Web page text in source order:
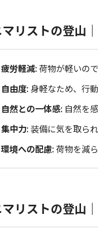
リストの登山
疲労軽減: 荷物が軽いの
自由度: 身軽なため、行
自然との一体感: 自然を
集中力: 装備に気を取ら
環境への配慮: 荷物を減
マリストの登山